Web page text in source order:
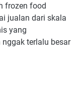
frozen food
jualan dari skala
yang
terlalu besar